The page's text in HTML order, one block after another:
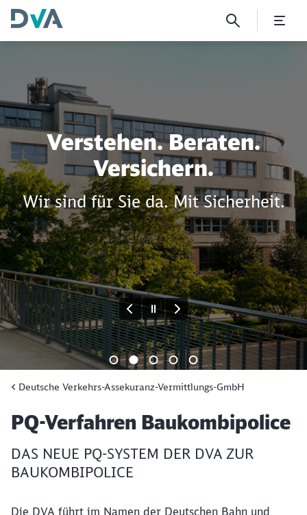
Verstehen. Beraten.
Versichern.
Wir sind für Sie da. Mit Sicherheit.
Ende des Sliders
Deutsche Verkehrs-Assekuranz-Vermittlungs-GmbH
Artikel:
PQ-Verfahren Baukombipolice
DAS NEUE PQ-SYSTEM DER DVA ZUR
BAUKOMBIPOLICE
Die DVA führt im Namen der Deutschen Bahn und